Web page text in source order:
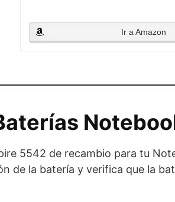
Ir a Amazon
5542 de recambio para tu
de la batería y verifica que la